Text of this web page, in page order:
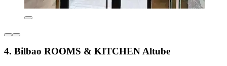
4. Bilbao ROOMS & KITCHEN Altube